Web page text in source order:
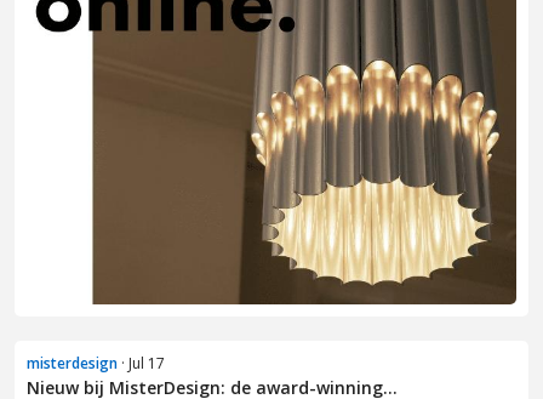
misterdesign · Jul 17
Nieuw bij MisterDesign: de award-winning...